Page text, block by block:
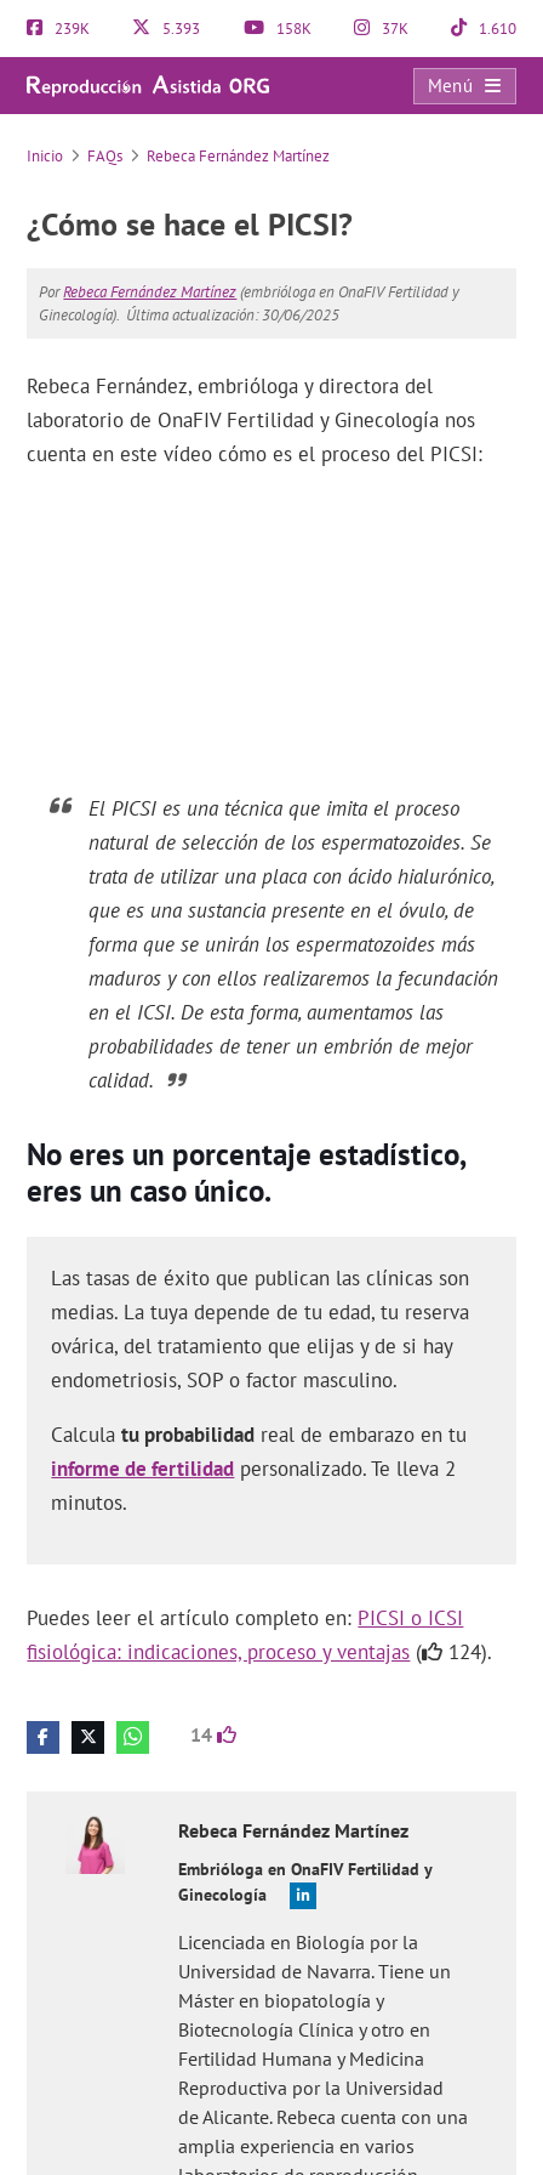
239K 5.393 158K 37K 1.610
Menú
FAQs
Inicio FAQs Rebeca Fernández Martínez
¿Cómo se hace el PICSI?
PorRebeca Fernández Martínez(embrióloga en OnaFIV Fertilidad y
Ginecología). Última actualización: 30/06/2025
Rebeca Fernández, embrióloga y directora del
laboratorio de OnaFIV Fertilidad y Ginecología nos
cuenta en este vídeo cómo es el proceso del PICSI:
El PICSI es una técnica que imita el proceso
natural de selección de los espermatozoides. Se
trata de utilizar una placa con ácido hialurónico,
que es una sustancia presente en el óvulo, de
forma que se unirán los espermatozoides más
maduros y con ellos realizaremos la fecundación
en el ICSI. De esta forma, aumentamos las
probabilidades de tener un embrión de mejor
calidad.
No eres un porcentaje estadístico,
eres un caso único.
Las tasas de éxito que publican las clínicas son
medias. La tuya depende de tu edad, tu reserva
ovárica, del tratamiento que elijas y de si hay
endometriosis, SOP o factor masculino.
Calculatu probabilidad real de embarazo en tu
informe de fertilidad personalizado. Te lleva 2
minutos.
Puedes leer el artículo completo en: PICSI o ICSI
fisiológica: indicaciones, proceso y ventajas ( 124).
14
Rebeca Fernández Martínez
Embrióloga en OnaFIV Fertilidad y
Ginecología
Licenciada en Biología por la
Universidad de Navarra. Tiene un
Máster en biopatología y
Biotecnología Clínica y otro en
Fertilidad Humana y Medicina
Reproductiva por la Universidad
de Alicante. Rebeca cuenta con una
amplia experiencia en varios